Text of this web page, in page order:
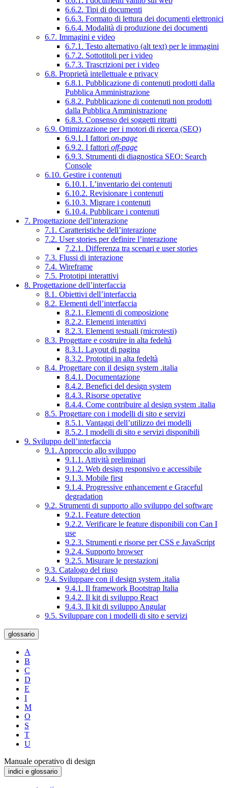
6.6.2. Tipi di documenti
6.6.3. Formato di lettura dei documenti elettronici
6.6.4. Modalità di produzione dei documenti
6.7. Immagini e video
6.7.1. Testo alternativo (alt text) per le immagini
6.7.2. Sottotitoli per i video
6.7.3. Trascrizioni per i video
6.8. Proprietà intellettuale e privacy
6.8.1. Pubblicazione di contenuti prodotti dalla
Pubblica Amministrazione
6.8.2. Pubblicazione di contenuti non prodotti
dalla Pubblica Amministrazione
6.8.3. Consenso dei soggetti ritratti
6.9. Ottimizzazione per i motori di ricerca (SEO)
6.9.1. I fattori on-page
6.9.2. I fattori off-page
6.9.3. Strumenti di diagnostica SEO: Search
Console
6.10. Gestire i contenuti
6.10.1. L’inventario dei contenuti
6.10.2. Revisionare i contenuti
6.10.3. Migrare i contenuti
6.10.4. Pubblicare i contenuti
7. Progettazione dell’interazione
7.1. Caratteristiche dell’interazione
7.2. User stories per definire l’interazione
7.2.1. Differenza tra scenari e user stories
7.3. Flussi di interazione
7.4. Wireframe
7.5. Prototipi interattivi
8. Progettazione dell’interfaccia
8.1. Obiettivi dell’interfaccia
8.2. Elementi dell’interfaccia
8.2.1. Elementi di composizione
8.2.2. Elementi interattivi
8.2.3. Elementi testuali (microtesti)
8.3. Progettare e costruire in alta fedeltà
8.3.1. Layout di pagina
8.3.2. Prototipi in alta fedeltà
8.4. Progettare con il design system .italia
8.4.1. Documentazione
8.4.2. Benefici del design system
8.4.3. Risorse operative
8.4.4. Come contribuire al design system .italia
8.5. Progettare con i modelli di sito e servizi
8.5.1. Vantaggi dell’utilizzo dei modelli
8.5.2. I modelli di sito e servizi disponibili
9. Sviluppo dell’interfaccia
9.1. Approccio allo sviluppo
9.1.1. Attività preliminari
9.1.2. Web design responsivo e accessibile
9.1.3. Mobile first
9.1.4. Progressive enhancement e Graceful
degradation
9.2. Strumenti di supporto allo sviluppo del software
9.2.1. Feature detection
9.2.2. Verificare le feature disponibili con Can I
use
9.2.3. Strumenti e risorse per CSS e JavaScript
9.2.4. Supporto browser
9.2.5. Misurare le prestazioni
9.3. Catalogo del riuso
9.4. Sviluppare con il design system .italia
9.4.1. Il framework Bootstrap Italia
9.4.2. Il kit di sviluppo React
9.4.3. Il kit di sviluppo Angular
9.5. Sviluppare con i modelli di sito e servizi
glossario
A
B
C
D
E
I
M
O
S
T
U
Manuale operativo di design
indici e glossario